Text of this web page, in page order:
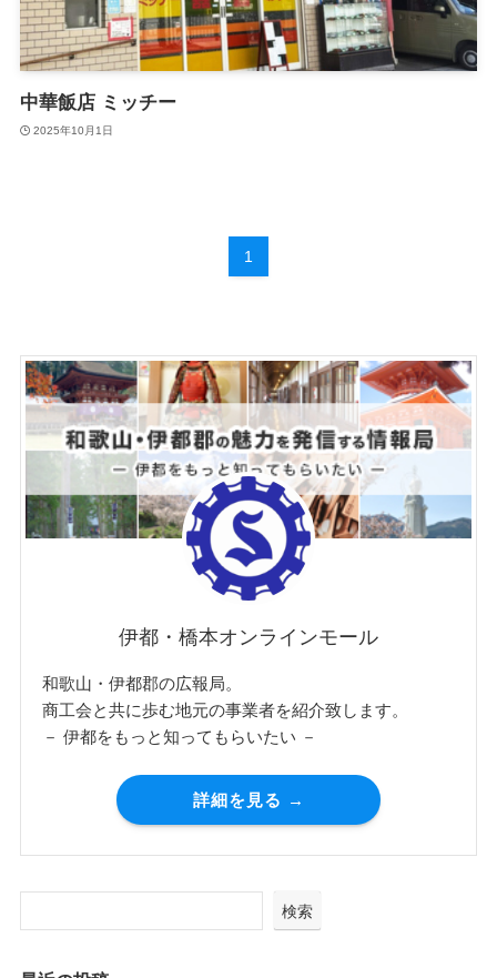
中華飯店 ミッチー
2025年10月1日
1
伊都・橋本オンラインモール
和歌山・伊都郡の広報局。
商工会と共に歩む地元の事業者を紹介致します。
－ 伊都をもっと知ってもらいたい －
詳細を見る →
検索